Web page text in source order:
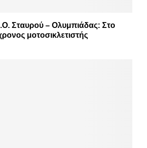
Σταυρού – Ολυμπιάδας: Στο
μοτοσικλετιστής